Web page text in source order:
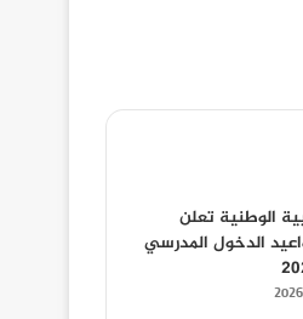
الوطنية تعلن
الدخول المدرسي